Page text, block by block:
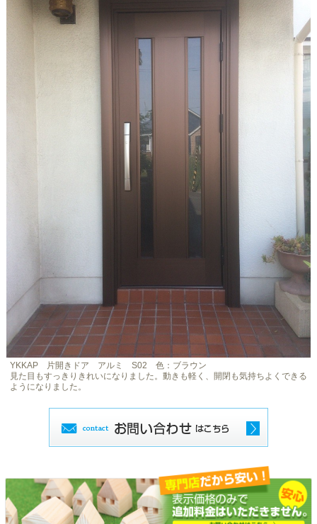
YKKAP 片開きドア アルミ S02 色：ブラウン
見た目もすっきりきれいになりました。動きも軽く、開閉も気持ちよくできる
ようになりました。